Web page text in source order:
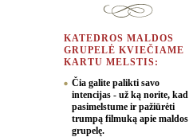
KATEDROS MALDOS
GRUPELĖ KVIEČIAME
KARTU MELSTIS:
Čia galite palikti savo
intencijas - už ką norite, kad
pasimelstume ir pažiūrėti
trumpą filmuką apie maldos
grupelę.